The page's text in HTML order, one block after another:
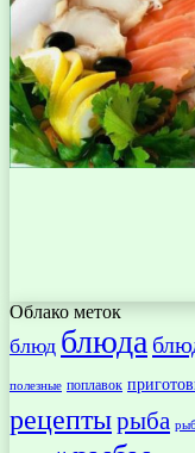
Облако меток
блюд блюда
полезные поплавок
рецептырыба